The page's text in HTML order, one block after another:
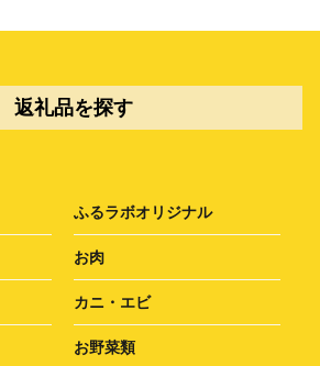
返礼品を探す
ふるラボオリジナル
お肉
カニ・エビ
お野菜類